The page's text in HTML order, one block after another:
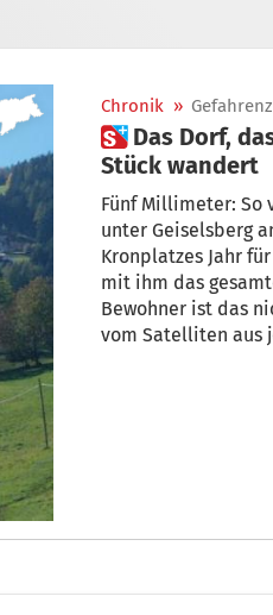
Chronik »
 Das Dorf, das jedes Jahr ein
Stück wandert
Fünf Millimeter: So
unter Geiselsberg
Kronplatzes Jahr
mit ihm das
Bewohner ist das
vom Satelliten aus